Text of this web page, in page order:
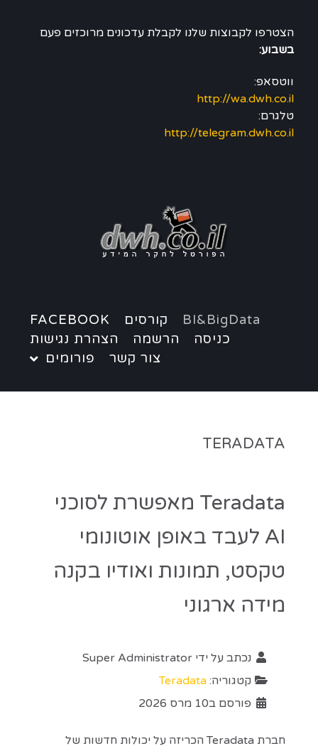
הצטרפו לקבוצות שלנו לקבלת עדכונים מרוכזים פעם
בשבוע:
ווטסאפ:
http://wa.dwh.co.il
טלגרם:
http://telegram.dwh.co.il
BI&BigData קורסים
FACEBOOK
כניסה
הרשמה
הצהרת נגישות
צור קשר
פורומים
TERADATA
Teradata מאפשרת לסוכני
AI לעבד באופן אוטונומי
טקסט, תמונות ואודיו בקנה
מידה ארגוני
נכתב על ידי Super Administrator
קטגוריה: Teradata
פורסם ב10 מרס 2026
חברת Teradata הכריזה על יכולות חדשות של